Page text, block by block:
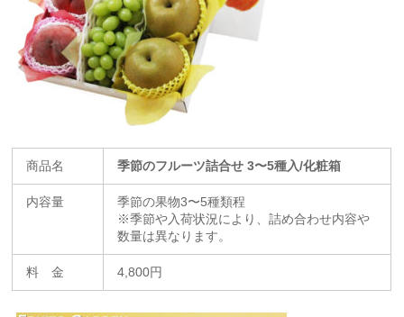
商品名 季節のフルーツ詰合せ 3〜5種入/化粧箱
内容量
季節の果物3〜5種類程
※季節や入荷状況により、詰め合わせ内容や
数量は異なります。
料 金 4,800円